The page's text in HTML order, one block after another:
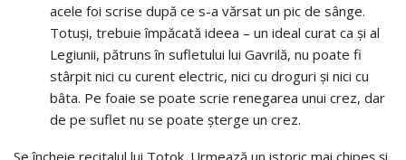
acele foi scrise după ce s-a vărsat un pic de sânge.
Totuși, trebuie împăcată ideea – un ideal curat ca și al
Legiunii, pătruns în sufletului lui Gavrilă, nu poate fi
stârpit nici cu curent electric, nici cu droguri și nici cu
bâta. Pe foaie se poate scrie renegarea unui crez, dar
de pe suflet nu se poate șterge un crez.
Se încheie recitalul lui Totok. Urmează un istoric mai chipeș și